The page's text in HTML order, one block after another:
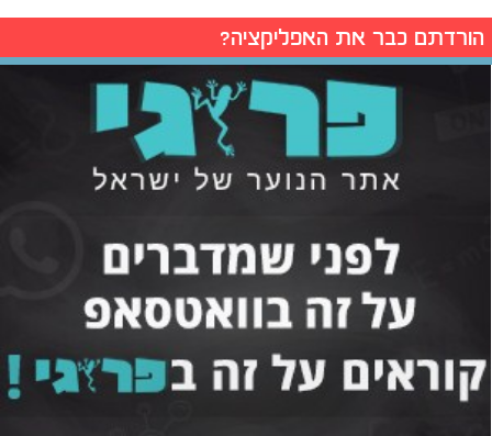
הורדתם כבר את האפליקציה?